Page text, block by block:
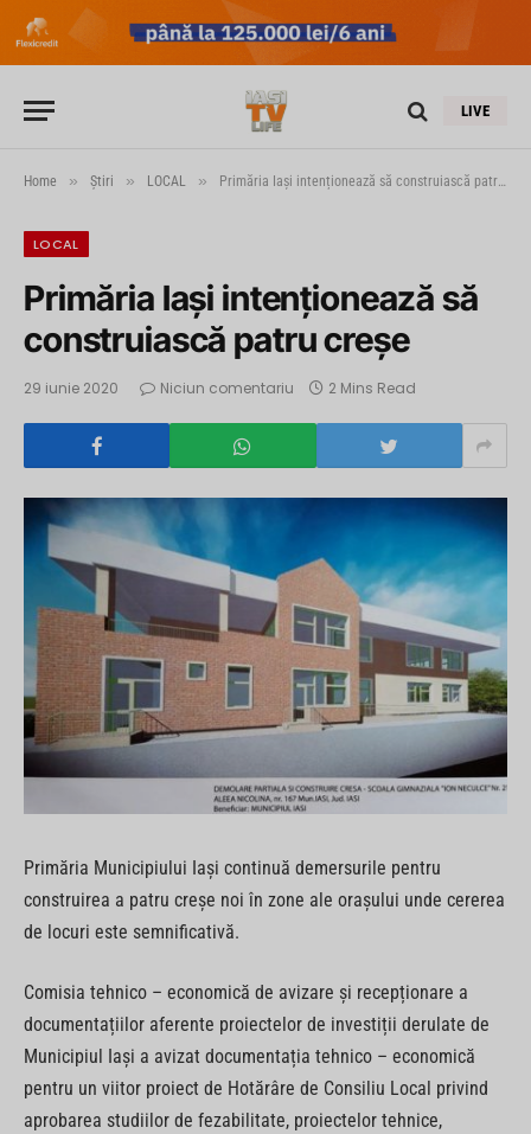
LIVE
Home » Știri » LOCAL » Primăria Iași intenționează să construiască patru creșe
LOCAL
Primăria Iași intenționează să
construiască patru creșe
29 iunie 2020 Niciun comentariu 2 Mins Read
Primăria Municipiului Iași continuă demersurile pentru
construirea a patru creșe noi în zone ale orașului unde cererea
de locuri este semnificativă.
Comisia tehnico – economică de avizare și recepționare a
documentațiilor aferente proiectelor de investiții derulate de
Municipiul Iași a avizat documentația tehnico – economică
pentru un viitor proiect de Hotărâre de Consiliu Local privind
aprobarea studiilor de fezabilitate, proiectelor tehnice,